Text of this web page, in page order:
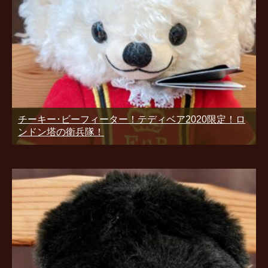
チーキー･ビーフィーター！テディベア2020限定！ロ
ンドン塔の衛兵隊！